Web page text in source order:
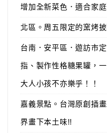
增加全新菜色．適合家
北區。周五限定的窯烤
台南．安平區．遊訪市
指、製作性格糖果罐，
大人小孩不亦樂乎！！
嘉義景點。台灣原創插
界畫下本土味!!